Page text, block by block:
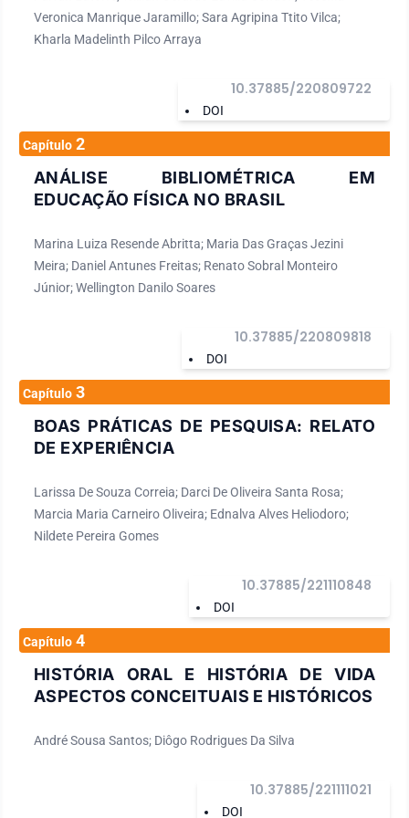
violência intrafamiliar. Agradecemos a cada um dos autores
pelo empenho, disponibilidade e dedicação para o
desenvolvimento e conclusão dessa obra. Esperamos que a
estudantes, professores dos diversos níveis de ensino em
Veronica Manrique Jaramillo; Sara Agripina Ttito Vilca;
Kharla Madelinth Pilco Arraya
DOI
10.37885/220809722
Capítulo 2
ANÁLISE BIBLIOMÉTRICA EM
EDUCAÇÃO FÍSICA NO BRASIL
Marina Luiza Resende Abritta; Maria Das Graças Jezini
Meira; Daniel Antunes Freitas; Renato Sobral Monteiro
Júnior; Wellington Danilo Soares
DOI
10.37885/220809818
Capítulo 3
BOAS PRÁTICAS DE PESQUISA: RELATO
DE EXPERIÊNCIA
Larissa De Souza Correia; Darci De Oliveira Santa Rosa;
Marcia Maria Carneiro Oliveira; Ednalva Alves Heliodoro;
Nildete Pereira Gomes
DOI
10.37885/221110848
Capítulo 4
HISTÓRIA ORAL E HISTÓRIA DE VIDA
ASPECTOS CONCEITUAIS E HISTÓRICOS
André Sousa Santos; Diôgo Rodrigues Da Silva
DOI
10.37885/221111021